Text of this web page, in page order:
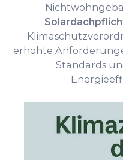
erhöhte
Standards